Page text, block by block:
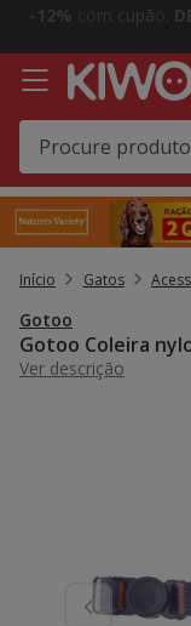
3,
mensagem,
Click&Collect:
prenda
Início Gatos
Gotoo
Gotoo Coleira
Ver descrição